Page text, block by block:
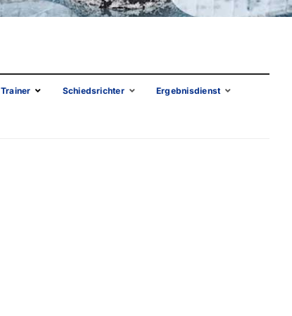
Auf einen Blick Zielwettbewerb
Trainer Schiedsrichter Ergebnisdienst
Sommerferien-Auftakt auf dem